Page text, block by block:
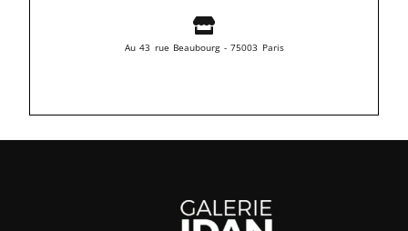
Au 43 rue Beaubourg - 75003 Paris